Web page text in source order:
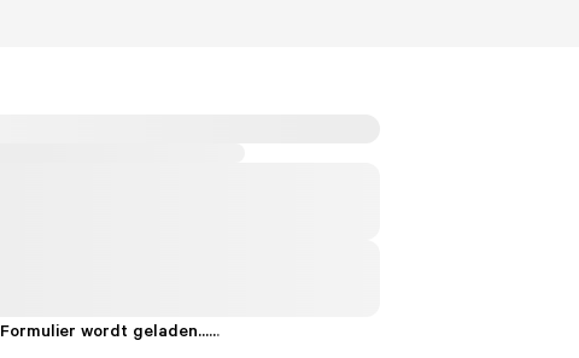
Formulier wordt geladen......